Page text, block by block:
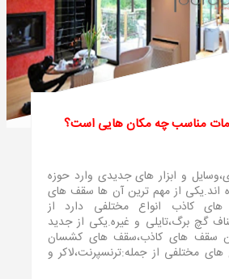
مناسب چه مکان هایی است؟
و ابزار های جدیدی وارد حوزه
اند.یکی از مهم ترین آن ها سقف های
کاذب انواع مختلفی دارد از
گچ برگ،تایلی و غیره.یکی از جدید
سقف های کاذب،سقف های کشسان
مختلفی از جمله:ترنسپرنت،لاکر و